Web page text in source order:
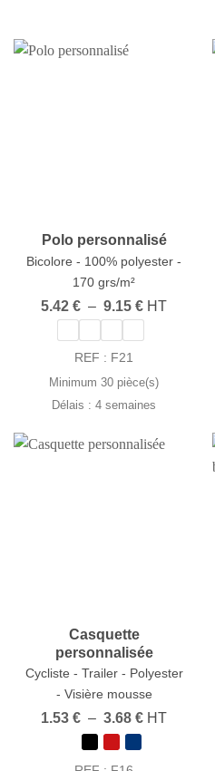
Polo personnalisé
Bicolore - 100% polyester -
170 grs/m²
5.42 € – 9.15 €Plage
de
9.15 €
HT
REF : F21
Minimum 30 pièce(s)
Délais : 4 semaines
Casquette
personnalisée
Cycliste - Trailer - Polyester
- Visière mousse
1.53 € – 3.68 €Plage
HT